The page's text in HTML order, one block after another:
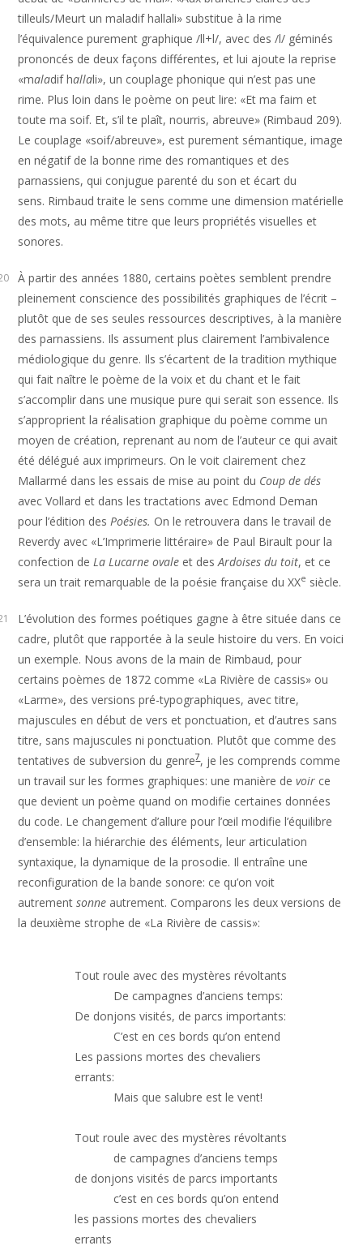
tilleuls/Meurt un maladif hallali» substitue à la rime
l’équivalence purement graphique /ll+l/, avec des /l/ géminés
prononcés de deux façons différentes, et lui ajoute la reprise
«maladif hallali», un couplage phonique qui n’est pas une
rime. Plus loin dans le poème on peut lire: «Et ma faim et
toute ma soif. Et, s’il te plaît, nourris, abreuve» (Rimbaud 209).
Le couplage «soif/abreuve», est purement sémantique, image
en négatif de la bonne rime des romantiques et des
parnassiens, qui conjugue parenté du son et écart du
sens. Rimbaud traite le sens comme une dimension matérielle
des mots, au même titre que leurs propriétés visuelles et
sonores.
À partir des années 1880, certains poètes semblent prendre
pleinement conscience des possibilités graphiques de l’écrit –
plutôt que de ses seules ressources descriptives, à la manière
des parnassiens. Ils assument plus clairement l’ambivalence
médiologique du genre. Ils s’écartent de la tradition mythique
qui fait naître le poème de la voix et du chant et le fait
s’accomplir dans une musique pure qui serait son essence. Ils
s’approprient la réalisation graphique du poème comme un
moyen de création, reprenant au nom de l’auteur ce qui avait
été délégué aux imprimeurs. On le voit clairement chez
Mallarmé dans les essais de mise au point du Coup de dés
avec Vollard et dans les tractations avec Edmond Deman
pour l’édition des Poésies. On le retrouvera dans le travail de
Reverdy avec «L’Imprimerie littéraire» de Paul Birault pour la
confection de La Lucarne ovale et desArdoises du toit, et ce
sera un trait remarquable de la poésie française du XXe siècle.
L’évolution des formes poétiques gagne à être située dans ce
cadre, plutôt que rapportée à la seule histoire du vers. En voici
un exemple. Nous avons de la main de Rimbaud, pour
certains poèmes de 1872 comme «La Rivière de cassis» ou
«Larme», des versions pré-typographiques, avec titre,
majuscules en début de vers et ponctuation, et d’autres sans
titre, sans majuscules ni ponctuation. Plutôt que comme des
tentatives de subversion du genre7, je les comprends comme
un travail sur les formes graphiques: une manière devoir ce
que devient un poème quand on modifie certaines données
du code. Le changement d’allure pour l’œil modifie l’équilibre
d’ensemble: la hiérarchie des éléments, leur articulation
syntaxique, la dynamique de la prosodie. Il entraîne une
reconfiguration de la bande sonore: ce qu’on voit
autrementsonne autrement. Comparons les deux versions de
la deuxième strophe de «La Rivière de cassis»:
Tout roule avec des mystères révoltants
De donjons visités, de parcs importants:
Les passions mortes des chevaliers
errants:
Tout roule avec des mystères révoltants
de donjons visités de parcs importants
les passions mortes des chevaliers
errants